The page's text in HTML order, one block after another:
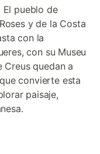
El pueblo de
y de la Costa
con la
con su Museu
Creus quedan a
convierte esta
paisaje,